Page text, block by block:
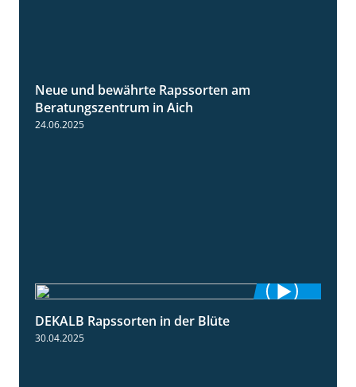
Neue und bewährte Rapssorten am
Beratungszentrum in Aich
DEKALB Rapssorten in der Blüte
30.04.2025